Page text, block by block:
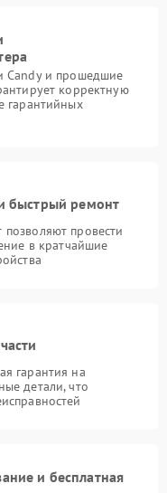
Candy и прошедшие
корректную
гарантийных
быстрый ремонт
провести
в кратчайшие
гарантия на
детали, что
и бесплатная